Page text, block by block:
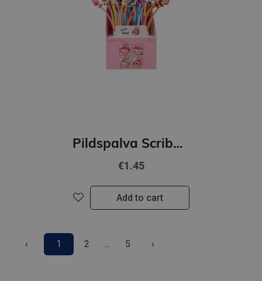
Pildspalva Scribubu,gēla mix
€1.45
Add to cart
‹ 1 2 ... 5 ›